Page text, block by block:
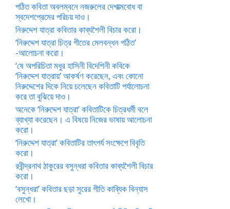
পঠিত কবিতা অবলম্বনে নজরুলের দেশাত্মবোধ বা
স্বদেশপ্রেমের পরিচয় দাও।
নিরুদ্দেশ যাত্রা কবিতার কাব্যশৈলী বিচার করো।
‘নিরুদ্দেশ যাত্রা চিত্র গীতের মেলবন্ধন গঠিত’
-আলোচনা করো।
‘ষে অপরিচিতা মধুর হাসিনী বিদেশিনী কবিকে
‘নিরুদ্দেশ যাত্রায়’ আকর্ষণ করেছেন, এবং কোনো
নিরুদ্দেশের দিকে নিয়ে চলেছেন কবিতাটি পর্যালোচনা
করে তা বুঝিয়ে দাও।
অনেকে ‘নিরুদ্দেশ যাত্রা’ কবিতাটিকে চিত্রধর্মী বলে
ব্যাখ্যা করেছেন। এ বিষয়ে নিজের ভাষায় আলোচনা
করো।
‘নিরুদ্দেশ যাত্রা’ কবিতাটির তাৎপর্য সংক্ষেপে বিবৃতি
করো।
রবীন্দ্রনাথ ঠাকুরের বসুন্ধরা কবিতার কাব্যশৈলী বিচার
করো।
‘বসুন্ধরা’ কবিতার ছড়া সুরের গীতি কাব্যিক বিন্যাস
লেখো।